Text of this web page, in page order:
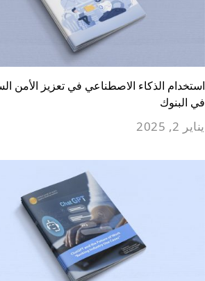
استخدام الذكاء الاصطناعي في تعزيز الأمن
في البنوك
يناير 2, 2025